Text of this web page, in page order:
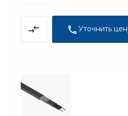
Уточнить